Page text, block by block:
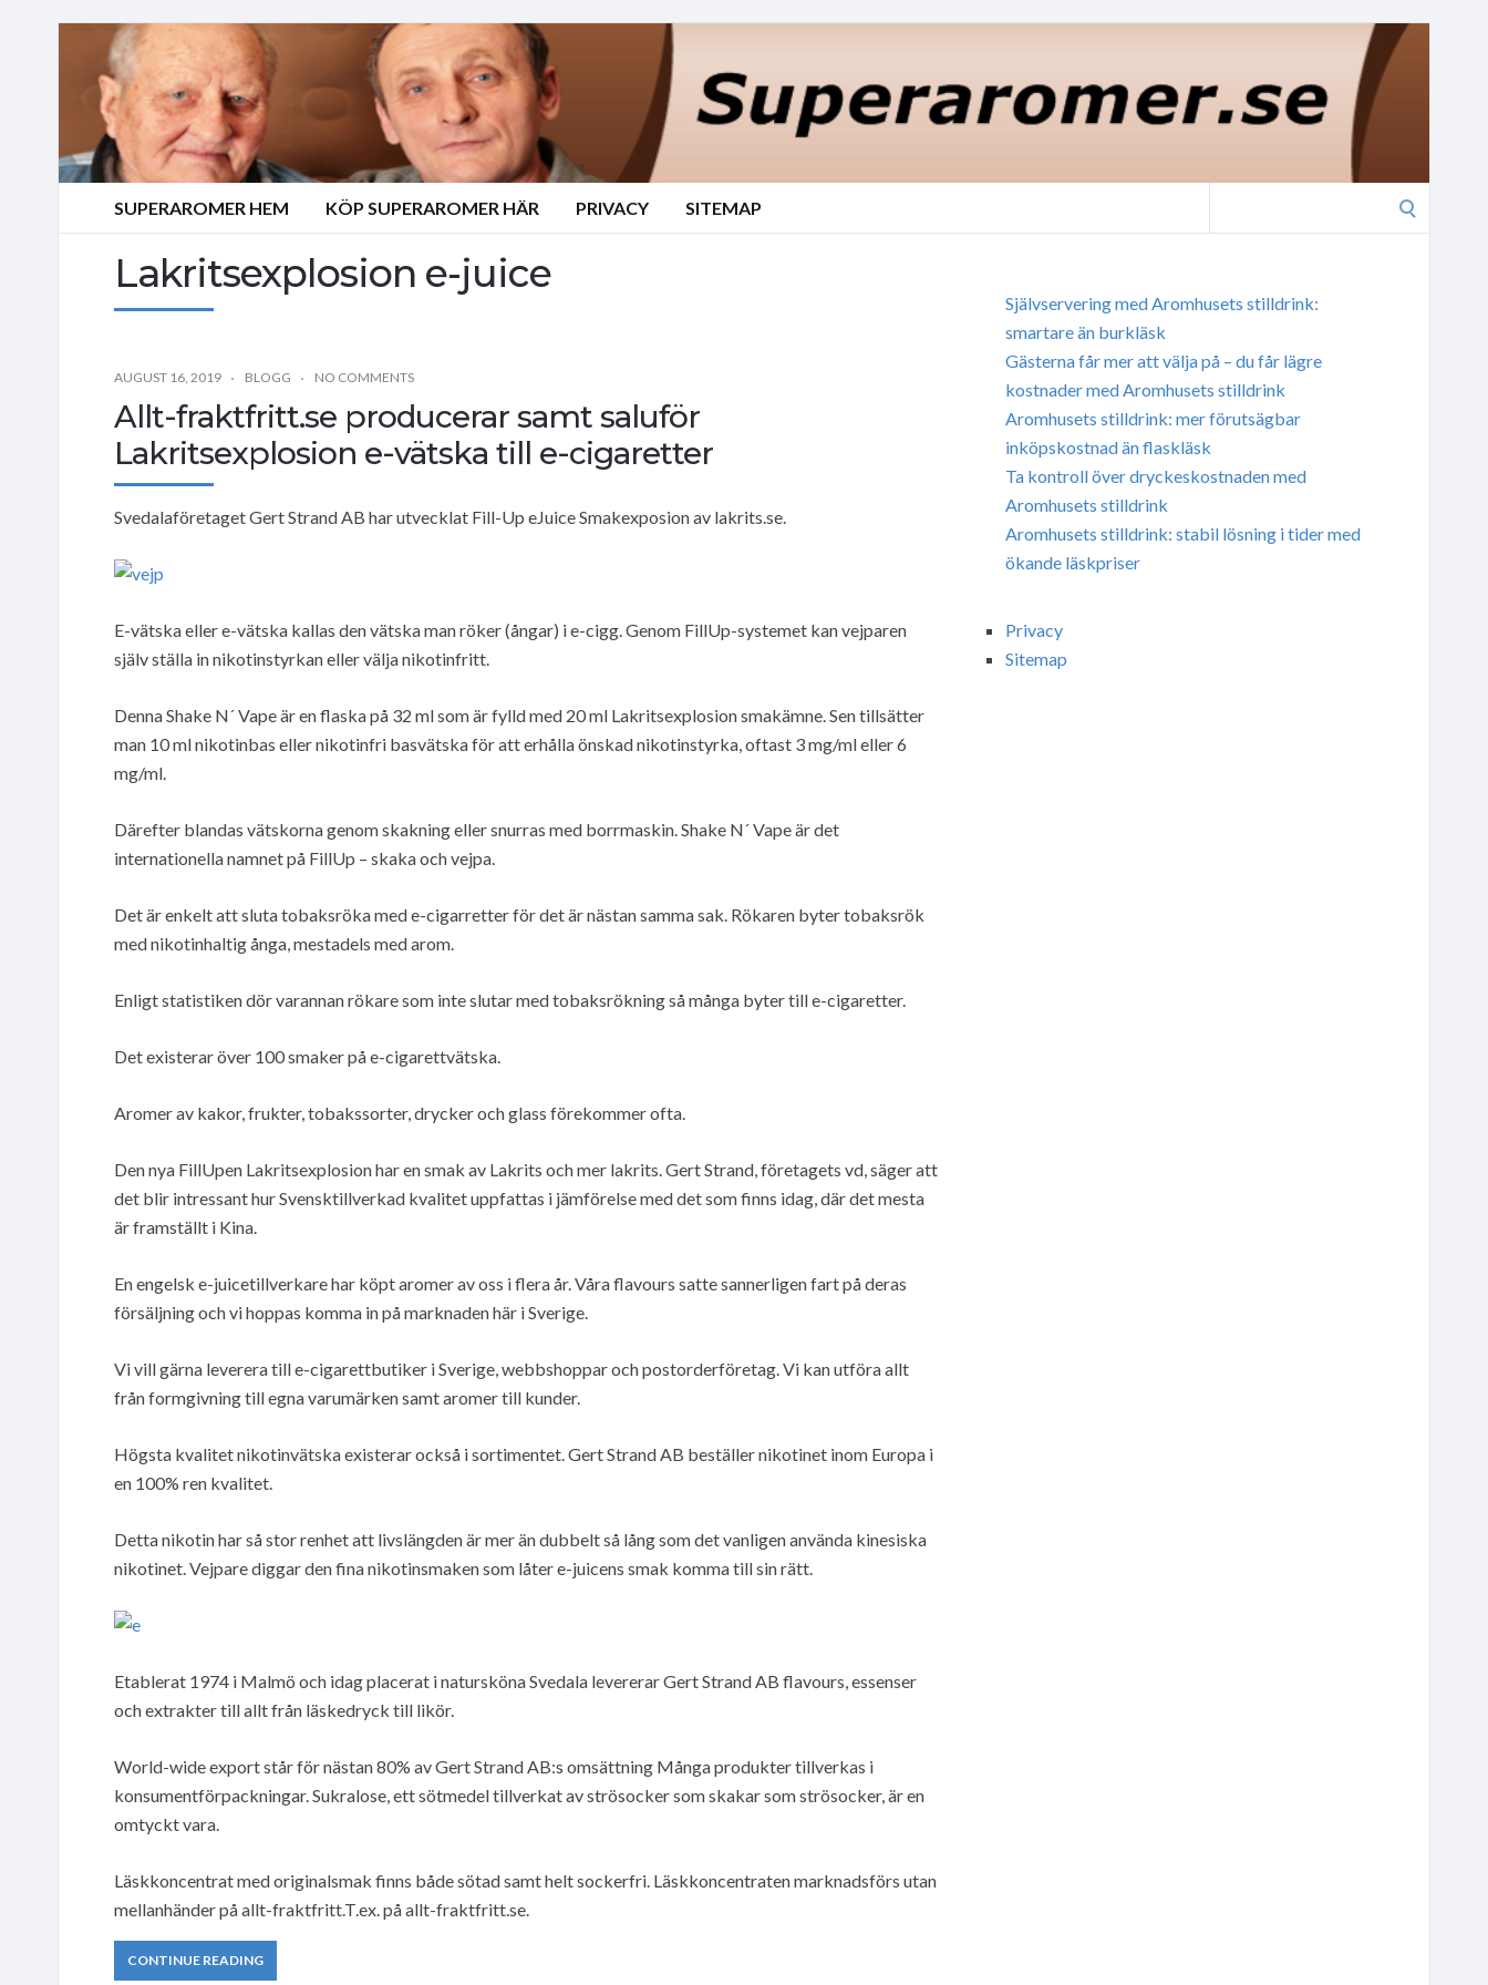
SUPERAROMER HEM KÖP SUPERAROMER HÄR PRIVACY SITEMAP
Lakritsexplosion e-juice
AUGUST 16, 2019 BLOGG NO COMMENTS
Allt-fraktfritt.se producerar samt saluför
Lakritsexplosion e-vätska till e-cigaretter
Svedalaföretaget Gert Strand AB har utvecklat Fill-Up eJuice Smakexposion av lakrits.se.
E-vätska eller e-vätska kallas den vätska man röker (ångar) i e-cigg. Genom FillUp-systemet kan vejparen
själv ställa in nikotinstyrkan eller välja nikotinfritt.
Denna Shake N´ Vape är en flaska på 32 ml som är fylld med 20 ml Lakritsexplosion smakämne. Sen tillsätter
man 10 ml nikotinbas eller nikotinfri basvätska för att erhålla önskad nikotinstyrka, oftast 3 mg/ml eller 6
mg/ml.
Därefter blandas vätskorna genom skakning eller snurras med borrmaskin. Shake N´ Vape är det
internationella namnet på FillUp – skaka och vejpa.
Det är enkelt att sluta tobaksröka med e-cigarretter för det är nästan samma sak. Rökaren byter tobaksrök
med nikotinhaltig ånga, mestadels med arom.
Enligt statistiken dör varannan rökare som inte slutar med tobaksrökning så många byter till e-cigaretter.
Det existerar över 100 smaker på e-cigarettvätska.
Aromer av kakor, frukter, tobakssorter, drycker och glass förekommer ofta.
Den nya FillUpen Lakritsexplosion har en smak av Lakrits och mer lakrits. Gert Strand, företagets vd, säger att
det blir intressant hur Svensktillverkad kvalitet uppfattas i jämförelse med det som finns idag, där det mesta
är framställt i Kina.
En engelsk e-juicetillverkare har köpt aromer av oss i flera år. Våra flavours satte sannerligen fart på deras
försäljning och vi hoppas komma in på marknaden här i Sverige.
Vi vill gärna leverera till e-cigarettbutiker i Sverige, webbshoppar och postorderföretag. Vi kan utföra allt
från formgivning till egna varumärken samt aromer till kunder.
Högsta kvalitet nikotinvätska existerar också i sortimentet. Gert Strand AB beställer nikotinet inom Europa i
en 100% ren kvalitet.
Detta nikotin har så stor renhet att livslängden är mer än dubbelt så lång som det vanligen använda kinesiska
nikotinet. Vejpare diggar den fina nikotinsmaken som låter e-juicens smak komma till sin rätt.
Etablerat 1974 i Malmö och idag placerat i natursköna Svedala levererar Gert Strand AB flavours, essenser
och extrakter till allt från läskedryck till likör.
World-wide export står för nästan 80% av Gert Strand AB:s omsättning Många produkter tillverkas i
konsumentförpackningar. Sukralose, ett sötmedel tillverkat av strösocker som skakar som strösocker, är en
omtyckt vara.
Läskkoncentrat med originalsmak finns både sötad samt helt sockerfri. Läskkoncentraten marknadsförs utan
mellanhänder på allt-fraktfritt.T.ex. på allt-fraktfritt.se.
CONTINUE READING
Självservering med Aromhusets stilldrink:
smartare än burkläsk
Gästerna får mer att välja på – du får lägre
kostnader med Aromhusets stilldrink
Aromhusets stilldrink: mer förutsägbar
inköpskostnad än flaskläsk
Ta kontroll över dryckeskostnaden med
Aromhusets stilldrink
Aromhusets stilldrink: stabil lösning i tider med
ökande läskpriser
Privacy
Sitemap